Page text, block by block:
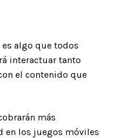
algo que todos
interactuar tanto
el contenido que
más
en los juegos móviles